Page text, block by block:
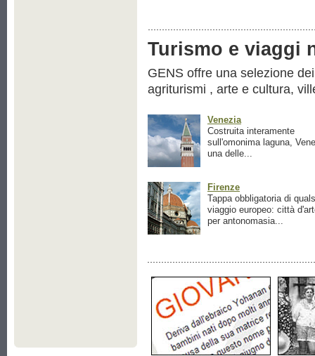
Turismo e viaggi
GENS offre una selezione
agriturismi , arte e cultura,
Venezia
Costruita interamente
sull'omonima laguna,
una delle...
Firenze
Tappa obbligatoria di
viaggio europeo: città
per antonomasia...